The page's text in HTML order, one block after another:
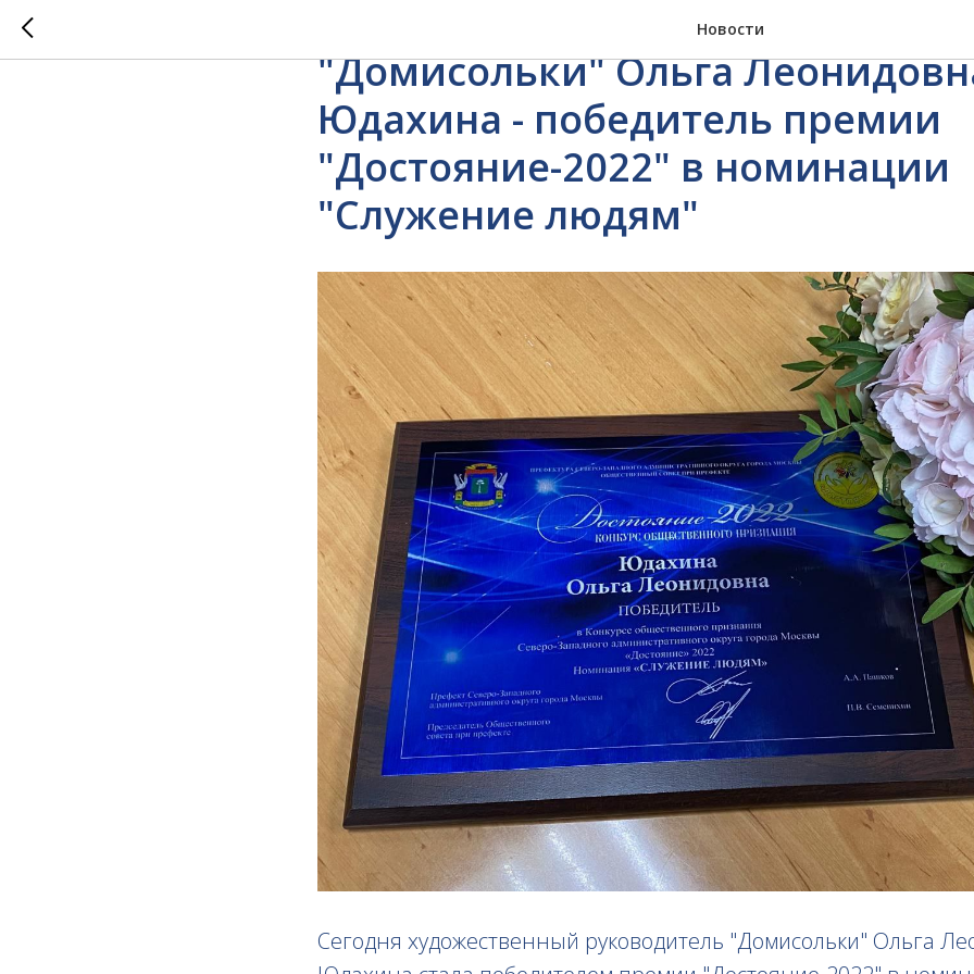
Новости
Художественный руководитель
"Домисольки" Ольга
Юдахина - победитель премии
"Достояние-2022" в номинации
"Служение людям"
Сегодня художественный руководитель "Домисольки" Ольга